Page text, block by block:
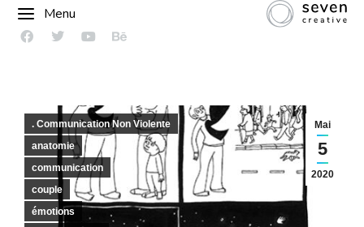
Menu
Mai
5
2020
. Communication Non Violente
anatomie
communication
couple
émotions